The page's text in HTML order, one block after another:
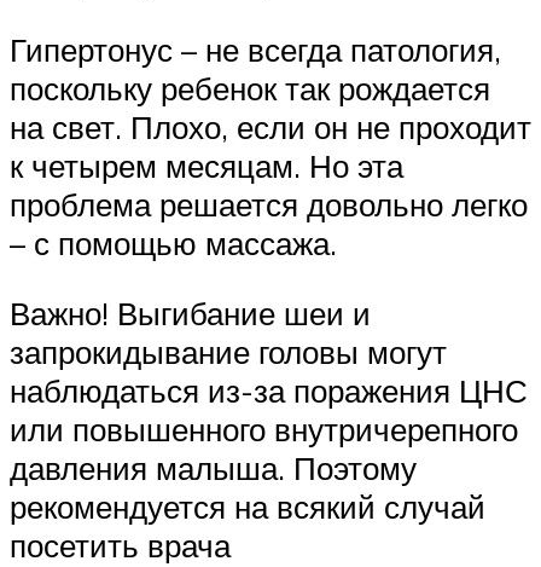
Гипертонус – не всегда патология,
поскольку ребенок так рождается
на свет. Плохо, если он не проходит
к четырем месяцам. Но эта
проблема решается довольно легко
– с помощью массажа.
Важно! Выгибание шеи и
запрокидывание головы могут
наблюдаться из-за поражения ЦНС
или повышенного внутричерепного
давления малыша. Поэтому
рекомендуется на всякий случай
посетить врача